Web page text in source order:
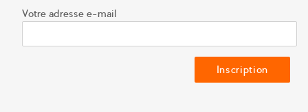
Votre adresse e-mail